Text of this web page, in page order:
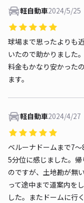
軽自動車2024/5/25
球場まで思ったよりも
いたので助かりました。
料金もかなり安かった
ます。
軽自動車2024/4/27
ベルーナドームまで7
5分位に感じました。
のですが、土地勘が無
って途中まで道案内を
した。またドームに行